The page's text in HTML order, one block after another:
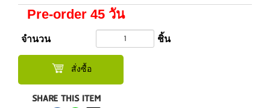
Pre-order 45 วัน
จำนวน ชิ้น
สั่งซื้อ
SHARE THIS ITEM